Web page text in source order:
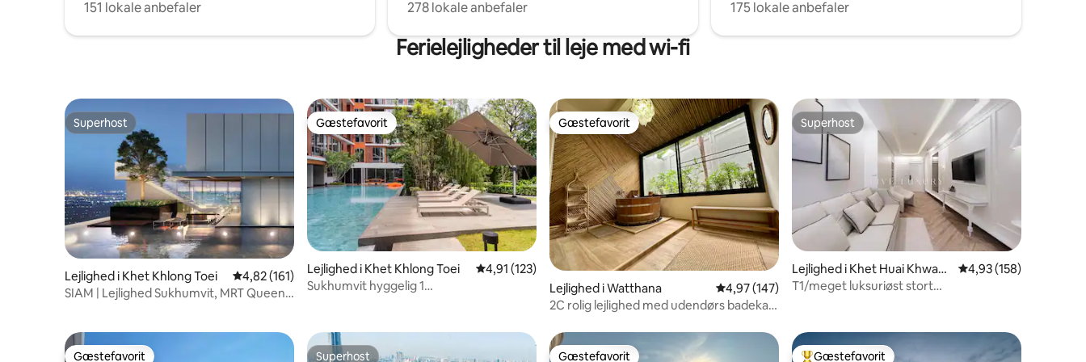
151 lokale anbefaler
278 lokale anbefaler
175 lokale anbefaler
Ferielejligheder til leje med wi-fi
Superhost
Superhost
Lejlighed i Khet Khlong Toei 4,82 ud af 5 i gennemsnitlig bedømmelse, 161 omtaler
4,82 (161)
SIAM | Lejlighed Sukhumvit, MRT Queen
Gæstefavorit
Gæstefavorit
Lejlighed i Khet Khlong Toei 4,91 ud af 5 i gennemsnitlig bedømmelse, 123 omtaler
4,91 (123)
Sukhumvit hyggelig 1
Gæstefavorit
Gæstefavorit
Lejlighed i Watthana 4,97 ud af 5 i gennemsnitlig bedømmelse, 147 omtaler
4,97 (147)
2C rolig lejlighed med udendørs badekar i
Superhost
Superhost
Lejlighed i Khet Huai Khwan
g
4,93 ud af 5 i
4,93 (158)
T1/meget luksuriøst stort
Gæstefavorit Superhost Gæstefavorit Gæstefavorit